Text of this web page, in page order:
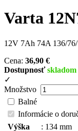
Varta
12V 7Ah 74A 136/
Cena: 36,90 €
Dostupnosť skladom
✓
Množstvo
Balné
Informácie o
Výška
: 134 mm